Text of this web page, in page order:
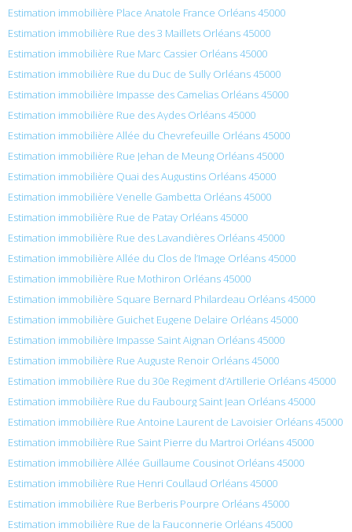
Estimation immobilière Place Anatole France Orléans 45000
Estimation immobilière Rue des 3 Maillets Orléans 45000
Estimation immobilière Rue Marc Cassier Orléans 45000
Estimation immobilière Rue du Duc de Sully Orléans 45000
Estimation immobilière Impasse des Camelias Orléans 45000
Estimation immobilière Rue des Aydes Orléans 45000
Estimation immobilière Allée du Chevrefeuille Orléans 45000
Estimation immobilière Rue Jehan de Meung Orléans 45000
Estimation immobilière Quai des Augustins Orléans 45000
Estimation immobilière Venelle Gambetta Orléans 45000
Estimation immobilière Rue de Patay Orléans 45000
Estimation immobilière Rue des Lavandières Orléans 45000
Estimation immobilière Allée du Clos de l’Image Orléans 45000
Estimation immobilière Rue Mothiron Orléans 45000
Estimation immobilière Square Bernard Philardeau Orléans 45000
Estimation immobilière Guichet Eugene Delaire Orléans 45000
Estimation immobilière Impasse Saint Aignan Orléans 45000
Estimation immobilière Rue Auguste Renoir Orléans 45000
Estimation immobilière Rue du 30e Regiment d’Artillerie Orléans 45000
Estimation immobilière Rue du Faubourg Saint Jean Orléans 45000
Estimation immobilière Rue Antoine Laurent de Lavoisier Orléans 45000
Estimation immobilière Rue Saint Pierre du Martroi Orléans 45000
Estimation immobilière Allée Guillaume Cousinot Orléans 45000
Estimation immobilière Rue Henri Coullaud Orléans 45000
Estimation immobilière Rue Berberis Pourpre Orléans 45000
Estimation immobilière Rue de la Fauconnerie Orléans 45000